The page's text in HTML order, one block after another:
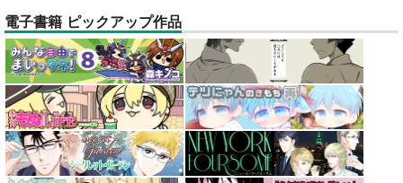
電子書籍 ピックアップ作品